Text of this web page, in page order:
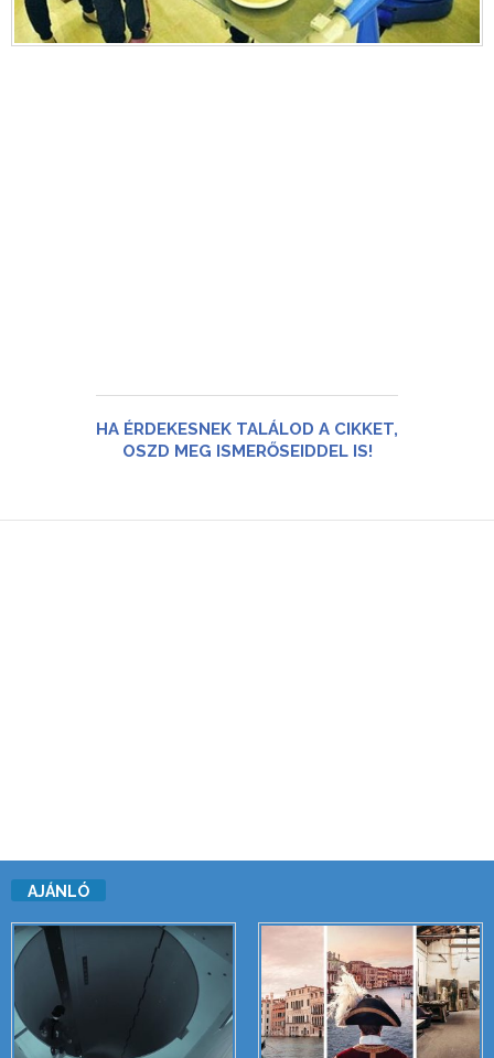
HA ÉRDEKESNEK TALÁLOD A CIKKET,
OSZD MEG ISMERŐSEIDDEL IS!
AJÁNLÓ